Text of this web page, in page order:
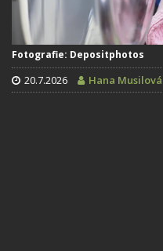
Fotografie: Depositphotos
20.7.2026 Hana Musilová